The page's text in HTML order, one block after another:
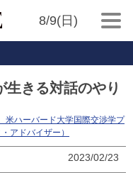
8/9(日)
生きる対話のやり
米ハーバード大学国際交渉学プ
アドバイザー）
2023/02/23